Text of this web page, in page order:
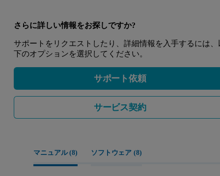
さらに詳しい情報をお探しですか?
サポートをリクエストしたり、詳細情報を入手するには、
下のオプションを選択してください。
サポート依頼
サービス契約
マニュアル (8) ソフトウェア (8)